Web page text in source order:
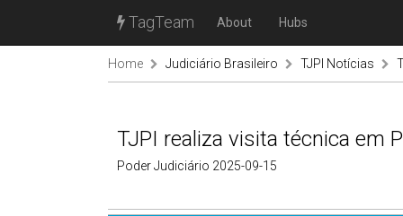
TagTeam About Hubs
Home Judiciário Brasileiro TJPI Notícias
TJPI realiza visita técnica em
Poder Judiciário 2025-09-15